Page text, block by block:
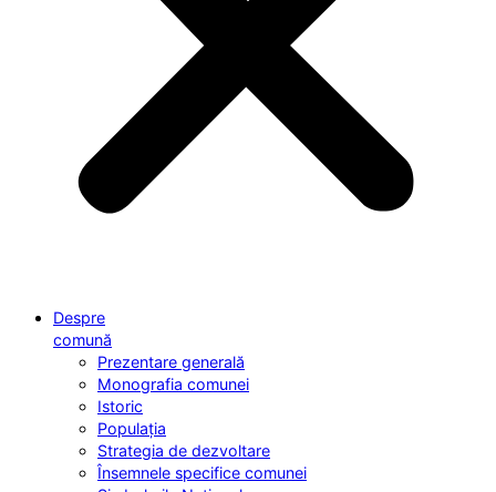
Despre
comună
Prezentare generală
Monografia comunei
Istoric
Populația
Strategia de dezvoltare
Însemnele specifice comunei